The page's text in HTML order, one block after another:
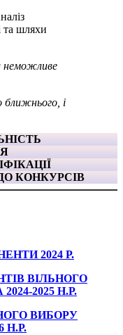
та шляхи
неможливе
ближнього, і
КОНКУРСІВ
2024 Р.
ВІЛЬНОГО
2025 Н.Р.
ВИБОРУ
Н.Р.